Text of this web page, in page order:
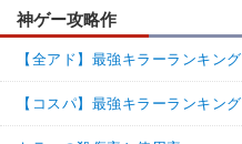
神ゲー攻略作
【全アド】最強キラーランキング
【コスパ】最強キラーランキング